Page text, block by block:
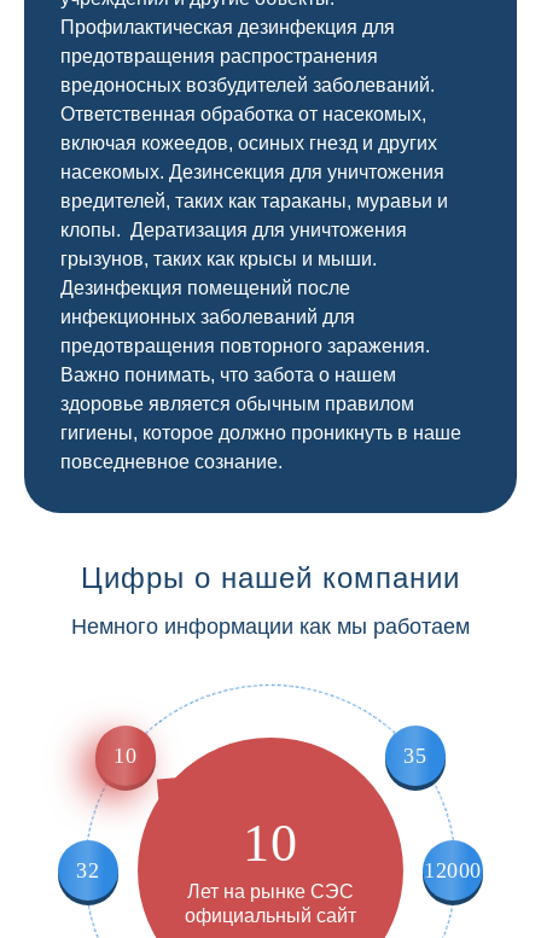
Профилактическая дезинфекция для
предотвращения распространения
вредоносных возбудителей заболеваний.
Ответственная обработка от насекомых,
включая кожеедов, осиных гнезд и других
насекомых. Дезинсекция для уничтожения
вредителей, таких как тараканы, муравьи и
клопы. Дератизация для уничтожения
грызунов, таких как крысы и мыши.
Дезинфекция помещений после
инфекционных заболеваний для
предотвращения повторного заражения.
Важно понимать, что забота о нашем
здоровье является обычным правилом
гигиены, которое должно проникнуть в наше
повседневное сознание.
Цифры о нашей компании
Немного информации как мы работаем
10 35
12000
32 10
Лет на рынке СЭС
официальный сайт